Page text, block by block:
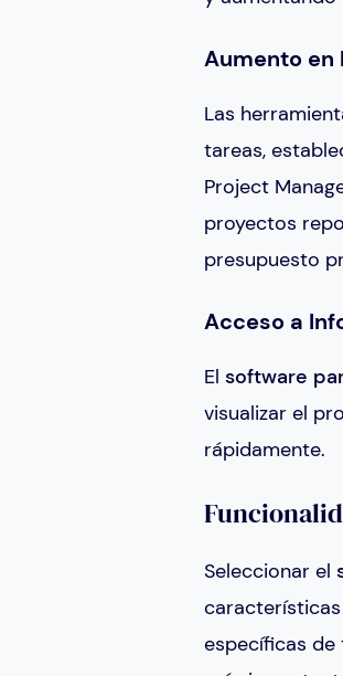
Aumento en
Las
tareas,
Project
proyectos
presupuesto
Acceso a
El software
visualizar el
rápidamente.
Seleccionar el
específicas de